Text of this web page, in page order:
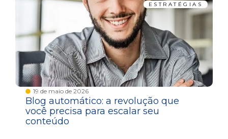
ESTRATÉGIAS
19 de maio de 2026
Blog automático: a revolução que
você precisa para escalar seu
conteúdo